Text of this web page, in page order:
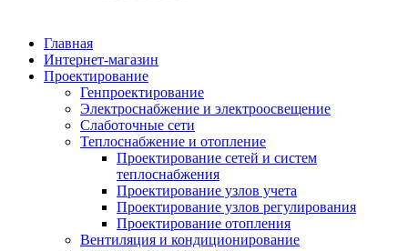
Главная
Интернет-магазин
Проектирование
Генпроектирование
Электроснабжение и электроосвещение
Слаботочные сети
Теплоснабжение и отопление
Проектирование сетей и систем
теплоснабжения
Проектирование узлов учета
Проектирование узлов регулирования
Проектирование отопления
Вентиляция и кондиционирование